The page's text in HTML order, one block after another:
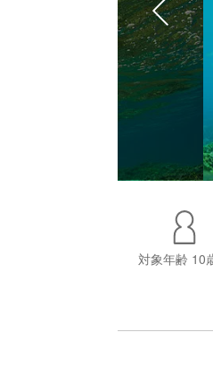
対象年齢 10